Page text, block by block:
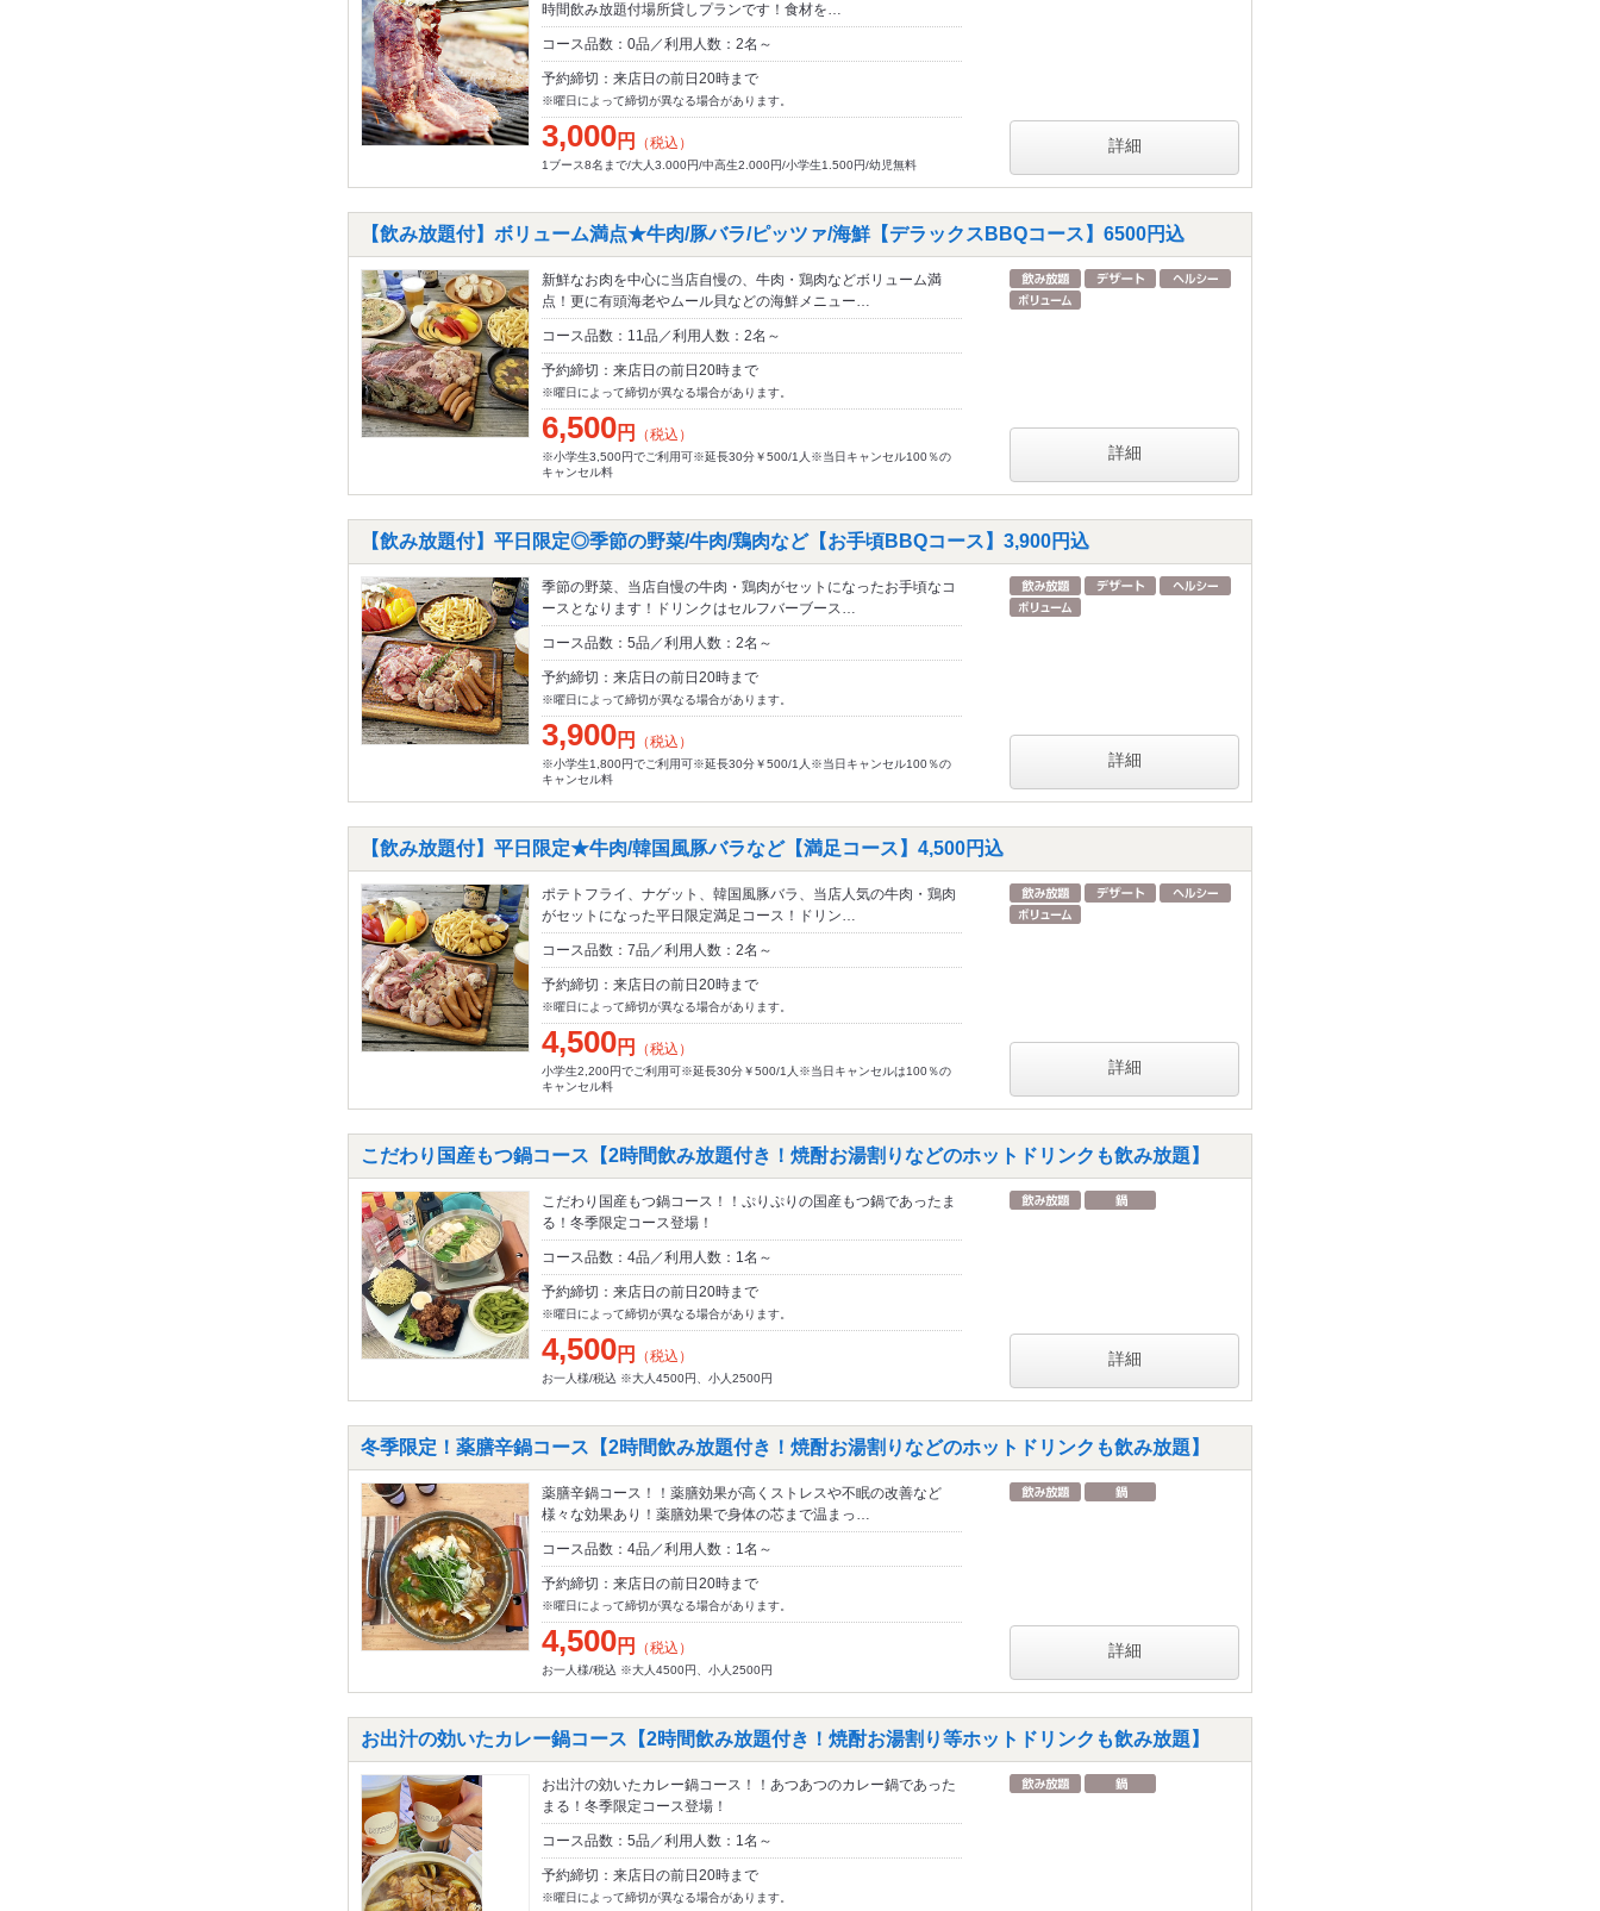
時間飲み放題付場所貸しプランです！食材を…
コース品数：0品／利用人数：2名～
予約締切：来店日の前日20時まで
※曜日によって締切が異なる場合があります。
3,000円 （税込）
1ブース8名まで/大人3.000円/中高生2.000円/小学生1.500円/幼児無料
詳細
【飲み放題付】ボリューム満点★牛肉/豚バラ/ピッツァ/海鮮【デラックスBBQコース】6500円込
新鮮なお肉を中心に当店自慢の、牛肉・鶏肉などボリューム満
点！更に有頭海老やムール貝などの海鮮メニュー…
コース品数：11品／利用人数：2名～
予約締切：来店日の前日20時まで
※曜日によって締切が異なる場合があります。
6,500円 （税込）
※小学生3,500円でご利用可※延長30分￥500/1人※当日キャンセル100％の
キャンセル料
詳細
【飲み放題付】平日限定◎季節の野菜/牛肉/鶏肉など【お手頃BBQコース】3,900円込
季節の野菜、当店自慢の牛肉・鶏肉がセットになったお手頃なコ
ースとなります！ドリンクはセルフバーブース…
コース品数：5品／利用人数：2名～
予約締切：来店日の前日20時まで
※曜日によって締切が異なる場合があります。
3,900円 （税込）
※小学生1,800円でご利用可※延長30分￥500/1人※当日キャンセル100％の
キャンセル料
詳細
【飲み放題付】平日限定★牛肉/韓国風豚バラなど【満足コース】4,500円込
ポテトフライ、ナゲット、韓国風豚バラ、当店人気の牛肉・鶏肉
がセットになった平日限定満足コース！ドリン…
コース品数：7品／利用人数：2名～
予約締切：来店日の前日20時まで
※曜日によって締切が異なる場合があります。
4,500円 （税込）
小学生2,200円でご利用可※延長30分￥500/1人※当日キャンセルは100％の
キャンセル料
詳細
こだわり国産もつ鍋コース【2時間飲み放題付き！焼酎お湯割りなどのホットドリンクも飲み放題】
こだわり国産もつ鍋コース！！ぷりぷりの国産もつ鍋であったま
る！冬季限定コース登場！
コース品数：4品／利用人数：1名～
予約締切：来店日の前日20時まで
※曜日によって締切が異なる場合があります。
4,500円 （税込）
お一人様/税込 ※大人4500円、小人2500円
詳細
冬季限定！薬膳辛鍋コース【2時間飲み放題付き！焼酎お湯割りなどのホットドリンクも飲み放題】
薬膳辛鍋コース！！薬膳効果が高くストレスや不眠の改善など
様々な効果あり！薬膳効果で身体の芯まで温まっ…
コース品数：4品／利用人数：1名～
予約締切：来店日の前日20時まで
※曜日によって締切が異なる場合があります。
4,500円 （税込）
お一人様/税込 ※大人4500円、小人2500円
詳細
お出汁の効いたカレー鍋コース【2時間飲み放題付き！焼酎お湯割り等ホットドリンクも飲み放題】
お出汁の効いたカレー鍋コース！！あつあつのカレー鍋であった
まる！冬季限定コース登場！
コース品数：5品／利用人数：1名～
予約締切：来店日の前日20時まで
※曜日によって締切が異なる場合があります。